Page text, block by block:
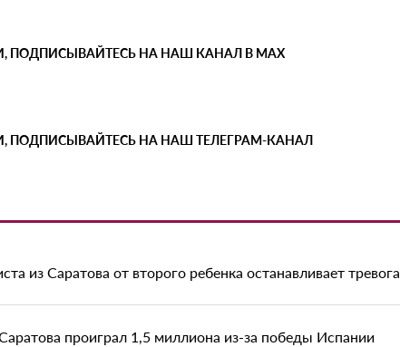
ПОДПИСЫВАЙТЕСЬ НА НАШ КАНАЛ В MAX
ПОДПИСЫВАЙТЕСЬ НА НАШ ТЕЛЕГРАМ-КАНАЛ
из Саратова от второго ребенка останавливает тревога
проиграл 1,5 миллиона из-за победы Испании